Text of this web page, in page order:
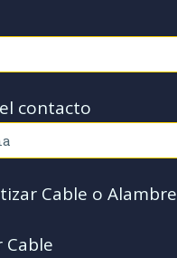
contacto
Cable o Alambre
Cable